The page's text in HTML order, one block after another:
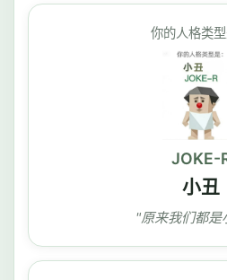
你的人格类型
JOKE-
小丑
"原来我们都是